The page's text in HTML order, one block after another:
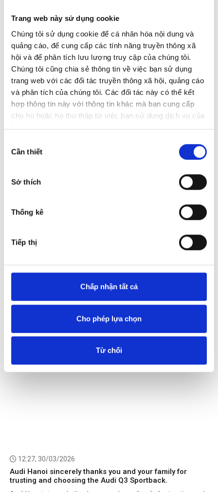
Trang web này sử dụng cookie
Chúng tôi sử dụng cookie để cá nhân hóa nội dung và
quảng cáo, để cung cấp các tính năng truyền thông xã
hội và để phân tích lưu lượng truy cập của chúng tôi.
Chúng tôi cũng chia sẻ thông tin về việc bạn sử dụng
trang web với các đối tác truyền thông xã hội, quảng cáo
và phân tích của chúng tôi. Các đối tác này có thể kết
hợp thông tin này với thông tin khác mà bạn cung cấp
cho họ hoặc họ thu thập từ việc bạn sử dụng dịch vụ của
họ.
chọn
Cần thiết
Sở thích
Thống kê
Tiếp thị
Chấp nhận tất cả
Cho phép lựa chọn
Từ chối
A special moment as the Audi A5 is officially delivered to
View more
12:27, 30/03/2026
Audi Hanoi sincerely thanks you and your family for
trusting and choosing the Audi Q3 Sportback.